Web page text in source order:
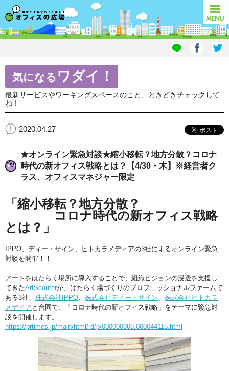
オフィスの広場 MENU
気になる ワダイ！
最新サービスやワーキングスペースのこと、ときどきチェックして
ね！
2020.04.27
★オンライン緊急対談★縮小移転？地方分散？コロナ
時代の新オフィス戦略とは？【4/30・木】※経営者ク
ラス、オフィスマネジャー限定
「縮小移転？地方分散？
コロナ時代の新オフィス戦略
とは？」
IPPO、ディー・サイン、ヒトカラメディアの3社によるオンライン緊急
対談を開催！！
アートをはたらく場所に導入することで、組織ビジョンの浸透を支援し
てきたArtScouterが、はたらく場づくりのプロフェッショナルファームで
ある3社、 株式会社IPPO、 株式会社ディー・サイン、 株式会社ヒトカラ
メディア と合同で、「コロナ時代の新オフィス戦略」をテーマに緊急対
談を開催します。
https://prtimes.jp/main/html/rd/p/000000008.000044115.html